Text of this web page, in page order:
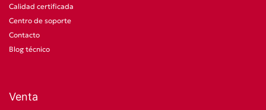
Calidad certificada
Centro de soporte
Contacto
Blog técnico
Venta